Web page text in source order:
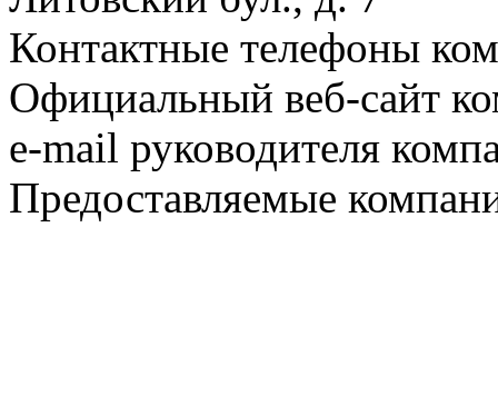
Контактные телефоны
Официальный веб-сайт
e-mail руководителя
Предоставляемые